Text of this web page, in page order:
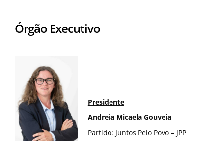
Órgão Executivo
Presidente
Andreia Micaela Gouveia
Partido: Juntos Pelo Povo – JPP